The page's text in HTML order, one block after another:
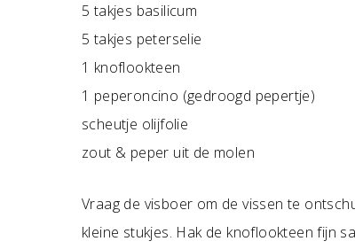
5 takjes basilicum
5 takjes peterselie
1 knoflookteen
1 peperoncino (gedroogd pepertje)
scheutje olijfolie
zout & peper uit de molen
Vraag de visboer om de vissen te
kleine stukjes. Hak de knoflookteen fijn